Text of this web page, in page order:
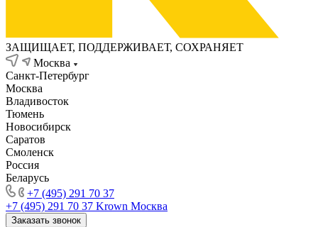
ЗАЩИЩАЕТ, ПОДДЕРЖИВАЕТ, СОХРАНЯЕТ
Москва
Санкт-Петербург
Москва
Владивосток
Тюмень
Новосибирск
Саратов
Смоленск
Россия
Беларусь
+7 (495) 291 70 37
+7 (495) 291 70 37 Krown Москва
Заказать звонок